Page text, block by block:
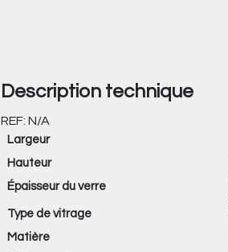
Description technique
REF: N/A
Largeur
Hauteur
Épaisseur du verre
Type de vitrage
Matière